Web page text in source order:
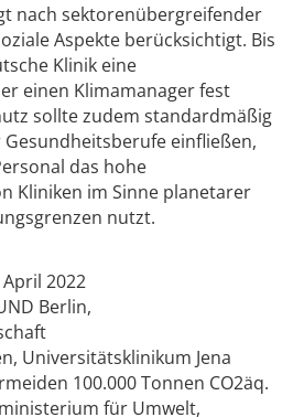
nach sektorenübergreifender
Aspekte berücksichtigt. Bis
Klinik eine
einen Klimamanager fest
sollte zudem standardmäßig
einfließen,
das hohe
Kliniken im Sinne planetarer
nutzt.
2022
Berlin,
Universitätsklinikum Jena
100.000 Tonnen CO2äq.
für Umwelt,